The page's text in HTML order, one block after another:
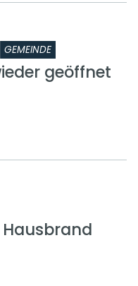
GEMEINDE
geöffnet